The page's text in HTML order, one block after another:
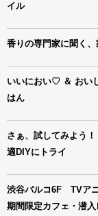
イル
香りの専門家に聞く
いいにおい♡ ＆ おい
はん
さぁ、試してみよう
適DIYにトライ
渋谷パルコ6F TVア
期間限定カフェ・潜